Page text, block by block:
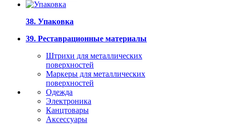
38. Упаковка
39. Реставрационные материалы
Штрихи для металлических
поверхностей
Маркеры для металлических
поверхностей
Одежда
Электроника
Канцтовары
Аксессуары